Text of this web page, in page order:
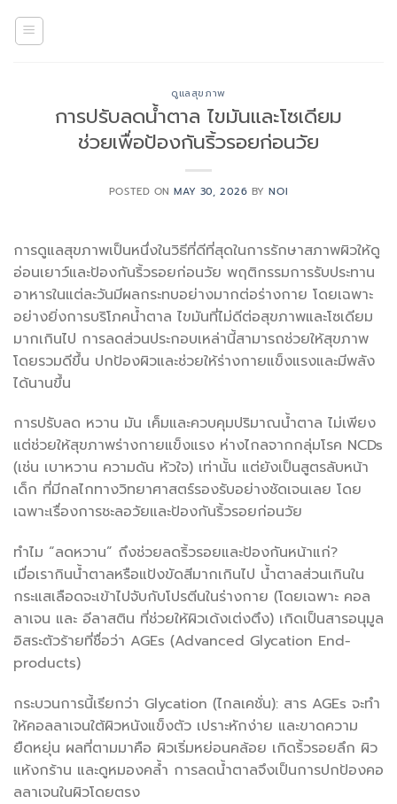
ดูแลสุขภาพ
การปรับลดน้ำตาล ไขมันและโซเดียม
ช่วยเพื่อป้องกันริ้วรอยก่อนวัย
POSTED ONMAY 30, 2026 BYNOI
การดูแลสุขภาพเป็นหนึ่งในวิธีที่ดีที่สุดในการรักษาสภาพผิวให้ดู
อ่อนเยาว์และป้องกันริ้วรอยก่อนวัย พฤติกรรมการรับประทาน
อาหารในแต่ละวันมีผลกระทบอย่างมากต่อร่างกาย โดยเฉพาะ
อย่างยิ่งการบริโภคน้ำตาล ไขมันที่ไม่ดีต่อสุขภาพและโซเดียม
มากเกินไป การลดส่วนประกอบเหล่านี้สามารถช่วยให้สุขภาพ
โดยรวมดีขึ้น ปกป้องผิวและช่วยให้ร่างกายแข็งแรงและมีพลัง
ได้นานขึ้น
การปรับลด หวาน มัน เค็มและควบคุมปริมาณน้ำตาล ไม่เพียง
แต่ช่วยให้สุขภาพร่างกายแข็งแรง ห่างไกลจากกลุ่มโรค NCDs
(เช่น เบาหวาน ความดัน หัวใจ) เท่านั้น แต่ยังเป็นสูตรลับหน้า
เด็ก ที่มีกลไกทางวิทยาศาสตร์รองรับอย่างชัดเจนเลย โดย
เฉพาะเรื่องการชะลอวัยและป้องกันริ้วรอยก่อนวัย
ทำไม “ลดหวาน” ถึงช่วยลดริ้วรอยและป้องกันหน้าแก่?
เมื่อเรากินน้ำตาลหรือแป้งขัดสีมากเกินไป น้ำตาลส่วนเกินใน
กระแสเลือดจะเข้าไปจับกับโปรตีนในร่างกาย (โดยเฉพาะ คอล
ลาเจน และ อีลาสติน ที่ช่วยให้ผิวเด้งเต่งตึง) เกิดเป็นสารอนุมูล
อิสระตัวร้ายที่ชื่อว่า AGEs (Advanced Glycation End-
products)
กระบวนการนี้เรียกว่า Glycation (ไกลเคชั่น): สาร AGEs จะทำ
ให้คอลลาเจนใต้ผิวหนังแข็งตัว เปราะหักง่าย และขาดความ
ยืดหยุ่น ผลที่ตามมาคือ ผิวเริ่มหย่อนคล้อย เกิดริ้วรอยลึก ผิว
แห้งกร้าน และดูหมองคล้ำ การลดน้ำตาลจึงเป็นการปกป้องคอ
ลลาเจนในผิวโดยตรง